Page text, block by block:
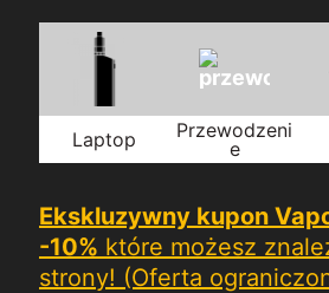
Laptop
Przewodzeni
e
Ekskluzywny kupon
-10% które możesz
strony! (Oferta